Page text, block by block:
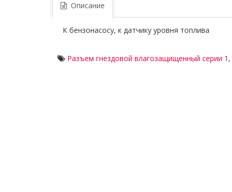
Описание
К бензонасосу, к датчику уровня топлива
Разъем гнездовой влагозащищенный серии 1 ,